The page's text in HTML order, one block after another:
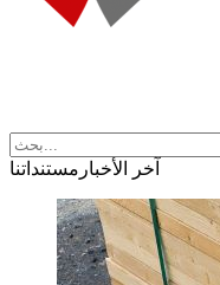
آخر الأخبار مستنداتنا